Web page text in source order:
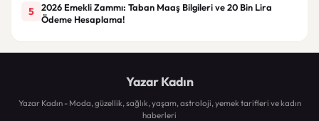
5
2026 Emekli Zammı: Taban Maaş Bilgileri ve 20 Bin Lira
Ödeme Hesaplama!
Yazar Kadın
Yazar Kadın - Moda, güzellik, sağlık, yaşam, astroloji, yemek tarifleri ve kadın
haberleri